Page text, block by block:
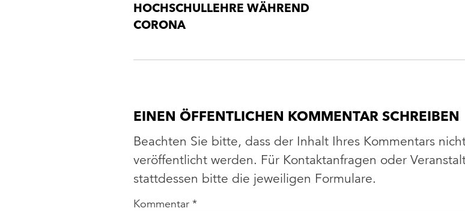
HOCHSCHULLEHRE WÄHREND
CORONA
EINEN ÖFFENTLICHEN KOMMENTAR SCHREIBEN
Beachten Sie bitte, dass der Inhalt Ihres Kommentars
veröffentlicht werden. Für Kontaktanfragen oder
stattdessen bitte die jeweiligen Formulare.
Kommentar *